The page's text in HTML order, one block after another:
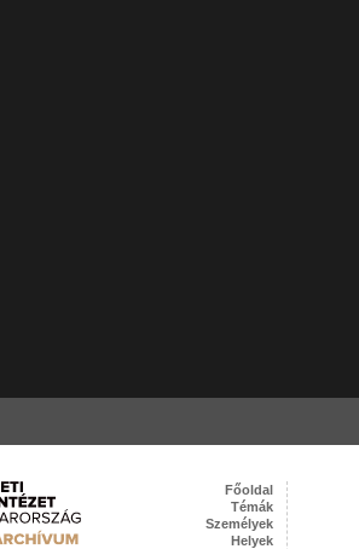
Főoldal
Témák
Személyek
Helyek